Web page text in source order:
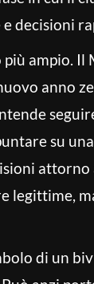
decisioni
ampio. Il
anno
su una
attorno
legittime,
di un